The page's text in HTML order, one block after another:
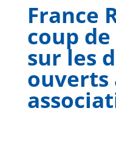
France
coup
sur les
ouverts